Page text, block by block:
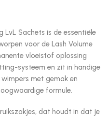
LvL Sachets is de essentiële
voor de Lash Volume
vloeistof oplossing
systeem en zit in handige
met gemak en
formule.
dat houdt in dat je